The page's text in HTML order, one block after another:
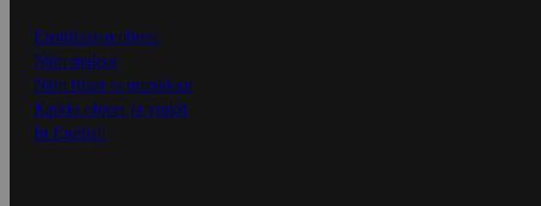
Ensitilaajan ohjeet
Näin maksat
Näin tilaat ja muokkaat
Kaikki ohjeet ja vinkit
In English